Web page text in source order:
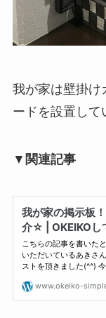
我が家は壁掛け
ードを設置して
▼ 関連記事